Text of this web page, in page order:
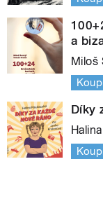
a
Miloš
Díky